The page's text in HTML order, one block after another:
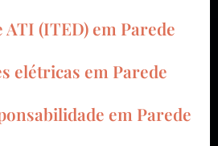
ATI (ITED) em Parede
elétricas em Parede
em Parede